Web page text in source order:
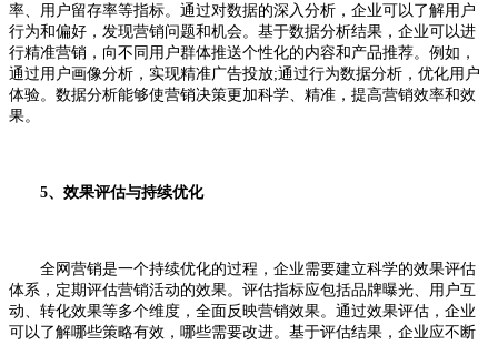
率、用户留存率等指标。通过对数据的深入分析，企业可以了解用户
行为和偏好，发现营销问题和机会。基于数据分析结果，企业可以进
行精准营销，向不同用户群体推送个性化的内容和产品推荐。例如，
通过用户画像分析，实现精准广告投放;通过行为数据分析，优化用户
体验。数据分析能够使营销决策更加科学、精准，提高营销效率和效
果。
5、效果评估与持续优化
全网营销是一个持续优化的过程，企业需要建立科学的效果评估
体系，定期评估营销活动的效果。评估指标应包括品牌曝光、用户互
动、转化效果等多个维度，全面反映营销效果。通过效果评估，企业
可以了解哪些策略有效，哪些需要改进。基于评估结果，企业应不断